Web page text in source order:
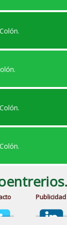
Publicidad